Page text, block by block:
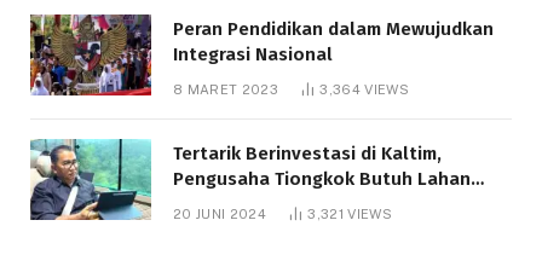
Peran Pendidikan dalam Mewujudkan
Integrasi Nasional
8 MARET 2023 3,364VIEWS
Tertarik Berinvestasi di Kaltim,
Pengusaha Tiongkok Butuh Lahan
1.000 Hektare
20 JUNI 2024 3,321VIEWS